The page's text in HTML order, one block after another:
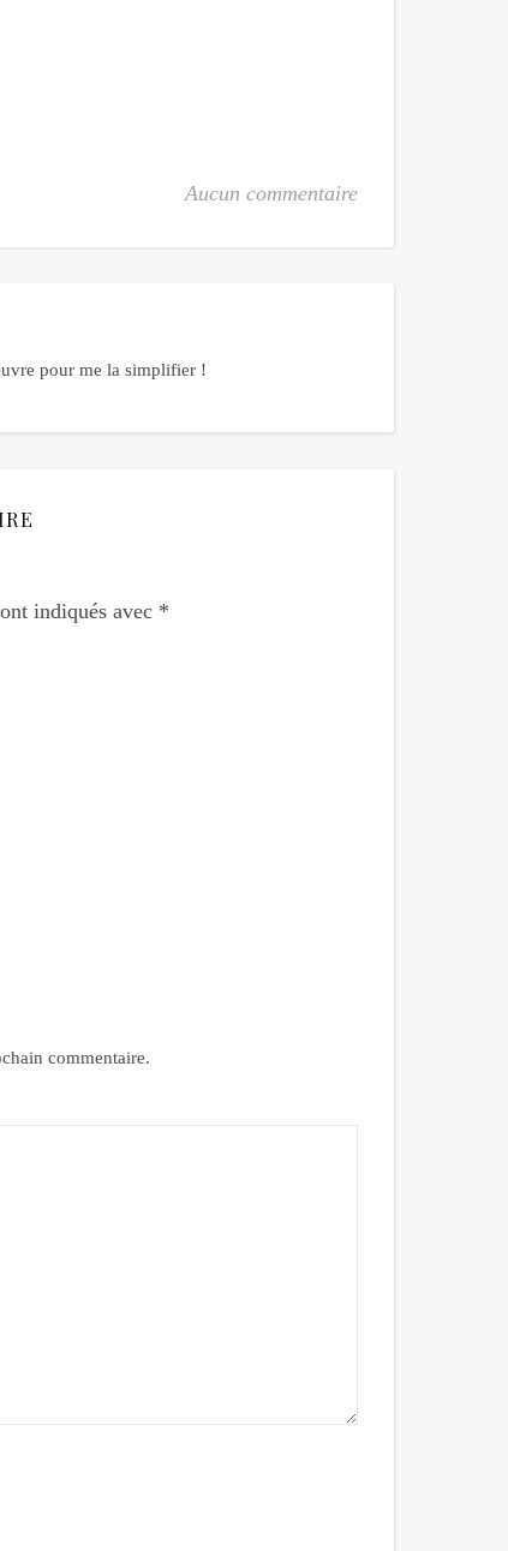
Aucun commentaire
pour me la simplifier !
indiqués avec *
commentaire.